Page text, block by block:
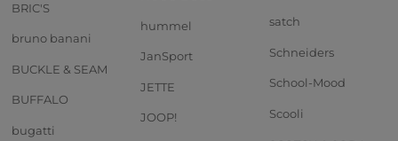
BRIC'S
bruno banani
BUCKLE & SEAM
BUFFALO
bugatti
hummel
JanSport
JETTE
JOOP!
satch
Schneiders
School-Mood
Scooli